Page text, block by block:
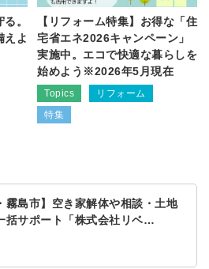
。
えよ
【リフォーム特集】お得な「住
宅省エネ2026キャンペーン」
実施中。エコで快適な暮らしを
始めよう※2026年5月現在
Topics
リフォーム
特集
霧島市】空き家解体や相談・土地
括サポート「株式会社リベ…